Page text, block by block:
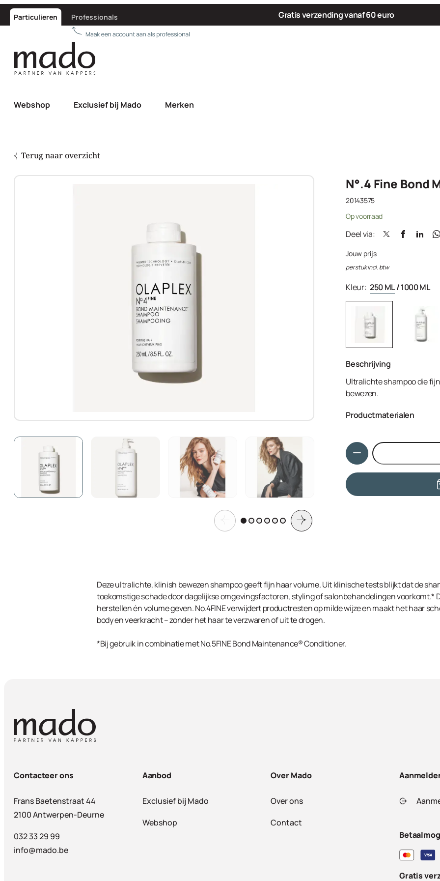
Particulieren Professionals Gratis verzending vanaf 60 euro
Webshop Exclusief bij Mado Merken
Terug naar overzicht
N°.4 Fine Bond
20143575
Op voorraad
Deel via:
Jouw prijs
per stuk incl. btw
Kleur: 250 ML/1000 ML
Beschrijving
Ultralichte shampoo die
bewezen.
Productmaterialen
Acrylates Copolymer,
Phenoxyethanol, Sodium
Guar
Caprylate, Polyimide-1,
Cetrimonium Chloride,
Yellow 5 (CI 19140) , Yellow 6
Hoeveelheid
Deze ultralichte, klinish bewezen shampoo geeft fijn haar volume. Uit klinische tests blijkt dat de
toekomstige schade door dagelijkse omgevingsfactoren, styling of salonbehandelingen voorkomt.*
herstellen én volume geven. No.4FINE verwijdert productresten op milde wijze en maakt het haar
body en veerkracht – zonder het haar te verzwaren of uit te drogen.
*Bij gebruik in combinatie met No.5FINE Bond Maintenance® Conditioner.
Contacteer ons
Frans Baetenstraat 44
2100 Antwerpen-Deurne
032 33 29 99
info@mado.be
Aanbod
Exclusief bij Mado
Webshop
Over Mado
Over ons
Contact
Gratis